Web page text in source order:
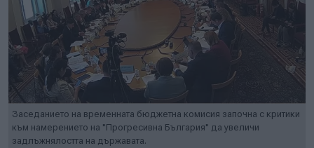
Заседанието на временната бюджетна комисия започна с критики
към намерението на "Прогресивна България" да увеличи
задлъжнялостта на държавата.